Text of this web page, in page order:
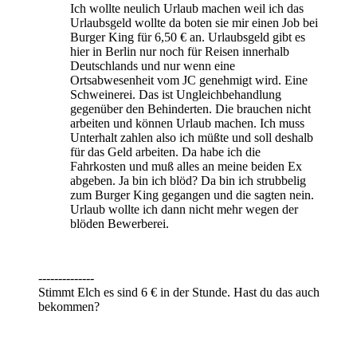
Ich wollte neulich Urlaub machen weil ich das
Urlaubsgeld wollte da boten sie mir einen Job bei
Burger King für 6,50 € an. Urlaubsgeld gibt es
hier in Berlin nur noch für Reisen innerhalb
Deutschlands und nur wenn eine
Ortsabwesenheit vom JC genehmigt wird. Eine
Schweinerei. Das ist Ungleichbehandlung
gegenüber den Behinderten. Die brauchen nicht
arbeiten und können Urlaub machen. Ich muss
Unterhalt zahlen also ich müßte und soll deshalb
für das Geld arbeiten. Da habe ich die
Fahrkosten und muß alles an meine beiden Ex
abgeben. Ja bin ich blöd? Da bin ich strubbelig
zum Burger King gegangen und die sagten nein.
Urlaub wollte ich dann nicht mehr wegen der
blöden Bewerberei.
--------------
Stimmt Elch es sind 6 € in der Stunde. Hast du das auch
bekommen?